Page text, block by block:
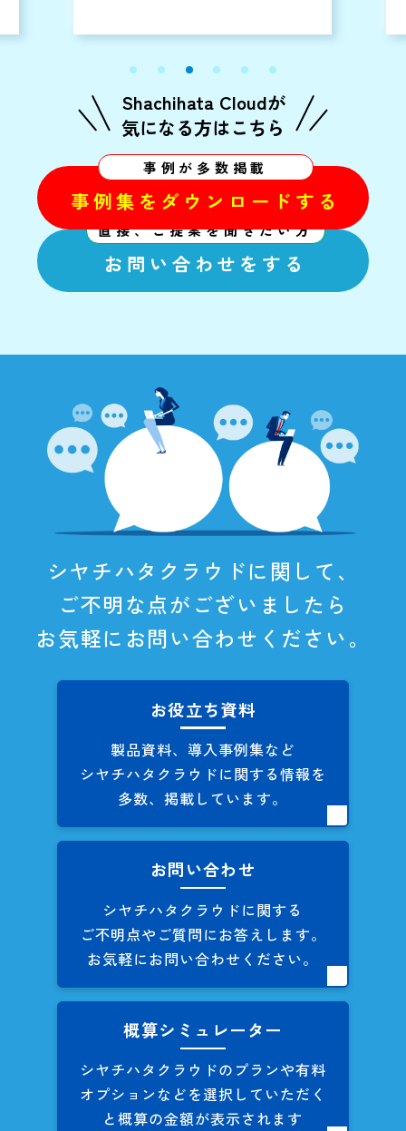
Shachihata Cloudが
気になる方はこちら
直接、ご提案を聞きたい方
お問い合わせをする
事例が多数掲載
事例集をダウンロードする
シヤチハタクラウドに関して、
ご不明な点がございましたら
お気軽にお問い合わせください。
お役立ち資料
製品資料、導入事例集など
シヤチハタクラウドに関する情報を
多数、掲載しています。
お問い合わせ
シヤチハタクラウドに関する
ご不明点やご質問にお答えします。
お気軽にお問い合わせください。
概算シミュレーター
シヤチハタクラウドのプランや有料
オプションなどを選択していただく
と概算の金額が表示されます